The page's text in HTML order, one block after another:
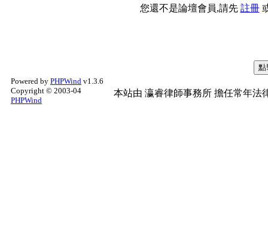
您還不是論壇會員,請先 註冊
Powered by PHPWind v1.3.6
Copyright © 2003-04
PHPWind
本站由 瀛睿律師事務所 擔任常年法